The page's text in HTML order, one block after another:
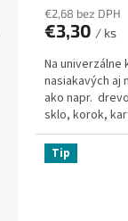
€2,68 bez DPH
€3,30 / ks
Na
nasiakavých aj
ako napr.
sklo, korok,
Tip